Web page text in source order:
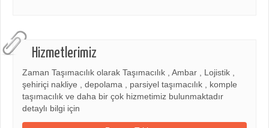
Hizmetlerimiz
Zaman Taşımacılık olarak Taşımacılık , Ambar , Lojistik ,
şehiriçi nakliye , depolama , parsiyel taşımacılık , komple
taşımacılık ve daha bir çok hizmetimiz bulunmaktadır
detaylı bilgi için